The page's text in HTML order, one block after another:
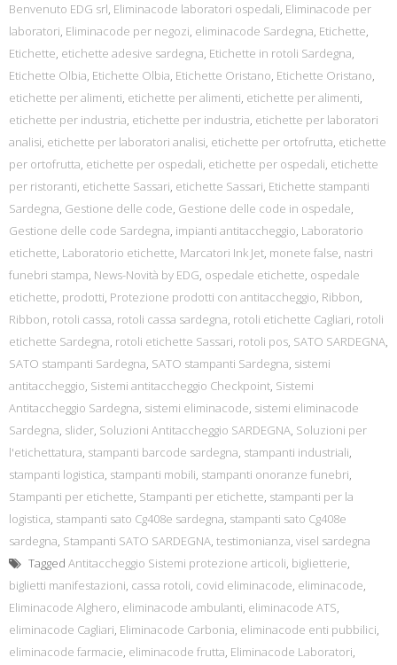
Benvenuto EDG srl, Eliminacode laboratori ospedali, Eliminacode per
laboratori, Eliminacode per negozi, eliminacode Sardegna, Etichette,
Etichette, etichette adesive sardegna, Etichette in rotoli Sardegna,
Etichette Olbia, Etichette Olbia, Etichette Oristano, Etichette Oristano,
etichette per alimenti, etichette per alimenti, etichette per alimenti,
etichette per industria, etichette per industria, etichette per laboratori
analisi, etichette per laboratori analisi, etichette per ortofrutta, etichette
per ortofrutta, etichette per ospedali, etichette per ospedali, etichette
per ristoranti, etichette Sassari, etichette Sassari, Etichette stampanti
Sardegna, Gestione delle code, Gestione delle code in ospedale,
Gestione delle code Sardegna, impianti antitaccheggio, Laboratorio
etichette, Laboratorio etichette, Marcatori Ink Jet, monete false, nastri
funebri stampa, News-Novità by EDG, ospedale etichette, ospedale
etichette, prodotti, Protezione prodotti con antitaccheggio, Ribbon,
Ribbon, rotoli cassa, rotoli cassa sardegna, rotoli etichette Cagliari, rotoli
etichette Sardegna, rotoli etichette Sassari, rotoli pos, SATO SARDEGNA,
SATO stampanti Sardegna, SATO stampanti Sardegna, sistemi
antitaccheggio, Sistemi antitaccheggio Checkpoint, Sistemi
Antitaccheggio Sardegna, sistemi eliminacode, sistemi eliminacode
Sardegna, slider, Soluzioni Antitaccheggio SARDEGNA, Soluzioni per
l'etichettatura, stampanti barcode sardegna, stampanti industriali,
stampanti logistica, stampanti mobili, stampanti onoranze funebri,
Stampanti per etichette, Stampanti per etichette, stampanti per la
logistica, stampanti sato Cg408e sardegna, stampanti sato Cg408e
sardegna, Stampanti SATO SARDEGNA, testimonianza, visel sardegna
Tagged Antitaccheggio Sistemi protezione articoli, biglietterie,
biglietti manifestazioni, cassa rotoli, covid eliminacode, eliminacode,
Eliminacode Alghero, eliminacode ambulanti, eliminacode ATS,
eliminacode Cagliari, Eliminacode Carbonia, eliminacode enti pubbilici,
eliminacode farmacie, eliminacode frutta, Eliminacode Laboratori,